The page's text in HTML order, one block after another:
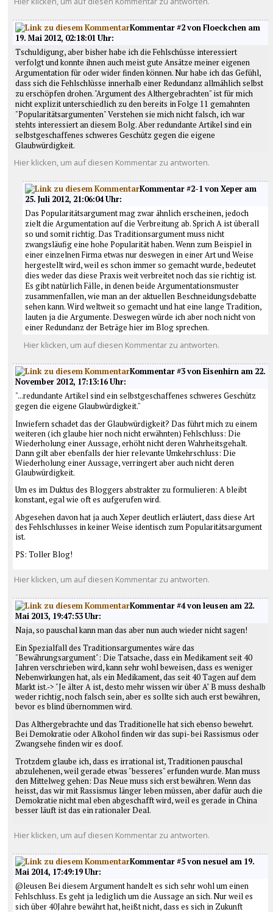
Kommentar #2 von Floeckchen am
19. Mai 2012, 02:18:01 Uhr:
Tschuldigung, aber bisher habe ich die Fehlschüsse interessiert
verfolgt und konnte ihnen auch meist gute Ansätze meiner eigenen
Argumentation für oder wider finden können. Nur habe ich das Gefühl,
dass sich die Fehlschlüsse innerhalb einer Redundanz allmählich selbst
zu erschöpfen drohen. "Argument des Althergebrachten" ist für mich
nicht explizit unterschiedlich zu den bereits in Folge 11 gemahnten
"Popularitätsargumenten" Verstehen sie mich nicht falsch, ich war
stehts interessiert an diesem Bolg. Aber redundante Artikel sind ein
selbstgeschaffenes schweres Geschütz gegen die eigene
Glaubwürdigkeit.
Hier klicken, um auf diesen Kommentar zu antworten.
Kommentar #2-1 von Xeper am
25. Juli 2012, 21:06:04 Uhr:
Das Popularitätsargument mag zwar ähnlich erscheinen, jedoch
zielt die Argumentation auf die Verbreitung ab. Sprich A ist überall
so und somit richtig. Das Traditionsargument muss nicht
zwangsläufig eine hohe Popularität haben. Wenn zum Beispiel in
einer einzelnen Firma etwas nur deswegen in einer Art und Weise
hergestellt wird, weil es schon immer so gemacht wurde, bedeutet
dies weder das diese Praxis weit verbreitet noch das sie richtig ist.
Es gibt natürlich Fälle, in denen beide Argumentationsmuster
zusammenfallen, wie man an der aktuellen Beschneidungsdebatte
sehen kann. Wird weltweit so gemacht und hat eine lange Tradition,
lauten ja die Argumente. Deswegen würde ich aber noch nicht von
einer Redundanz der Beträge hier im Blog sprechen.
Hier klicken, um auf diesen Kommentar zu antworten.
Kommentar #3 von Eisenhirn am 22.
November 2012, 17:13:16 Uhr:
"...redundante Artikel sind ein selbstgeschaffenes schweres Geschütz
gegen die eigene Glaubwürdigkeit."
Inwiefern schadet das der Glaubwürdigkeit? Das führt mich zu einem
weiteren (ich glaube hier noch nicht erwähnten) Fehlschluss: Die
Wiederholung einer Aussage, erhöht nicht deren Wahrheitsgehalt.
Dann gilt aber ebenfalls der hier relevante Umkehrschluss: Die
Wiederholung einer Aussage, verringert aber auch nicht deren
Glaubwürdigkeit.
Um es im Duktus des Bloggers abstrakter zu formulieren: A bleibt
konstant, egal wie oft es aufgerufen wird.
Abgesehen davon hat ja auch Xeper deutlich erläutert, dass diese Art
des Fehlschlusses in keiner Weise identisch zum Popularitätsargument
ist.
PS: Toller Blog!
Hier klicken, um auf diesen Kommentar zu antworten.
Kommentar #4 von leusen am 22.
Mai 2013, 19:47:53 Uhr:
Naja, so pauschal kann man das aber nun auch wieder nicht sagen!
Ein Spezialfall des Traditionsargumentes wäre das
"Bewährungsargument": Die Tatsache, dass ein Medikament seit 40
Jahren verschrieben wird, kann sehr wohl beweisen, dass es weniger
Nebenwirkungen hat, als ein Medikament, das seit 40 Tagen auf dem
Markt ist.-> "Je älter A ist, desto mehr wissen wir über A" B muss deshalb
weder richtig, noch falsch sein, aber es sollte sich auch erst bewähren,
bevor es blind übernommen wird.
Das Althergebrachte und das Traditionelle hat sich ebenso bewehrt.
Bei Demokratie oder Alkohol finden wir das supi- bei Rassismus oder
Zwangsehe finden wir es doof.
Trotzdem glaube ich, dass es irrational ist, Traditionen pauschal
abzulehenen, weil gerade etwas "besseres" erfunden wurde. Man muss
den Mittelweg gehen: Das Neue muss sich erst bewähren. Wenn das
heisst, das wir mit Rassismus länger leben müssen, aber dafür auch die
Demokratie nicht mal eben abgeschafft wird, weil es gerade in China
besser läuft ist das ein rationaler Deal.
Hier klicken, um auf diesen Kommentar zu antworten.
Kommentar #5 von nesuel am 19.
Mai 2014, 17:49:19 Uhr:
@leusen Bei diesem Argument handelt es sich sehr wohl um einen
Fehlschluss. Es geht ja lediglich um die Aussage an sich. Nur weil es
sich über 40Jahre bewährt hat, heißt nicht, dass es sich in Zukunft